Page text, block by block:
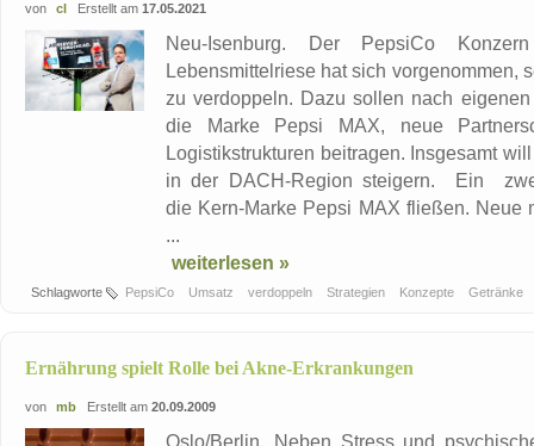
von cl Erstellt am 17.05.2021
Neu-Isenburg. Der PepsiCo
Lebensmittelriese hat sich vorgenommen,
zu verdoppeln. Dazu sollen nach
die Marke Pepsi MAX, neue
Logistikstrukturen beitragen. Insgesamt
in der DACH-Region steigern. Ein
die Kern-Marke Pepsi MAX fließen. Neue
...
weiterlesen »
Schlagworte PepsiCo Umsatz verdoppeln Strategien Konzepte Getränke
Ernährung spielt Rolle bei Akne-Erkrankungen
von mb Erstellt am 20.09.2009
Oslo/Berlin. Neben Stress und